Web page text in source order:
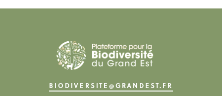
BIODIVERSITE@GRANDEST.FR